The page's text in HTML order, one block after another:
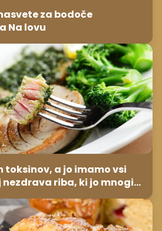
za bodoče
Na lovu
toksinov, a jo imamo vsi
riba, ki jo mnogi